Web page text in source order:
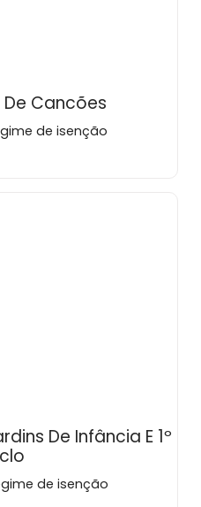
Cancões
de isenção
De Infância E 1º
de isenção